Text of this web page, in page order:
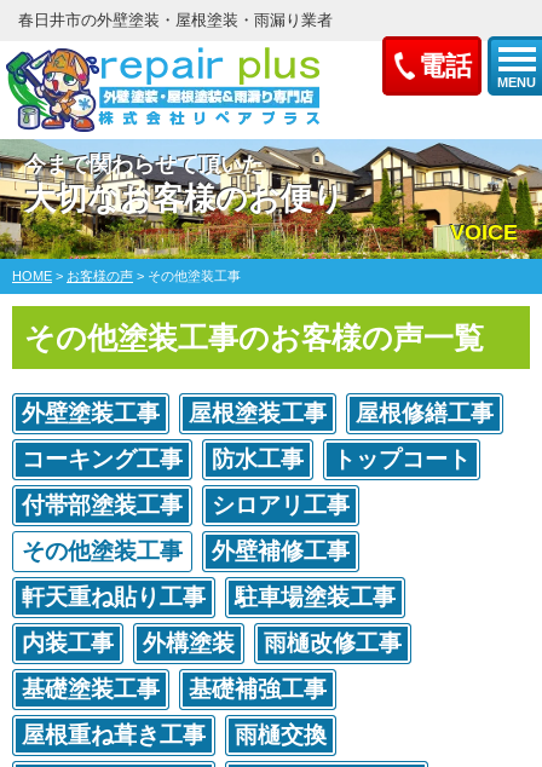
電話
MENU
春日井市の外壁塗装・屋根塗装・雨漏り業者
今まで関わらせて頂いた
大切なお客様のお便り
VOICE
HOME > お客様の声 > その他塗装工事
その他塗装工事のお客様の声一覧
外壁塗装工事 屋根塗装工事
屋根修繕工事
コーキング工事
防水工事
トップコート
付帯部塗装工事
シロアリ工事
その他塗装工事
外壁補修工事
軒天重ね貼り工事
駐車場塗装工事
内装工事
外構塗装
雨樋改修工事
基礎塗装工事
基礎補強工事
屋根重ね葺き工事
雨樋交換